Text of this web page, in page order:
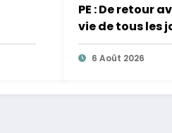
PE : De retour
vie de tous les
équilibre
6 Août 2026